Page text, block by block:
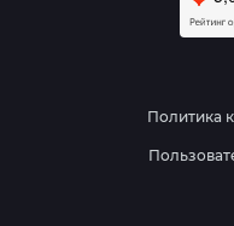
Политика